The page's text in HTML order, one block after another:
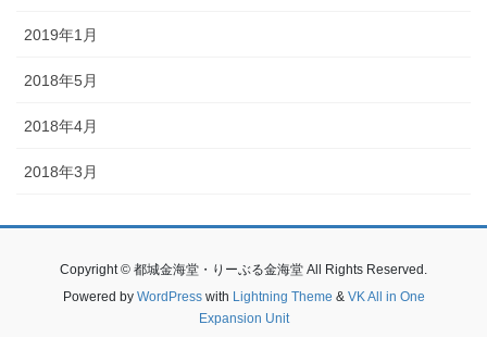
2019年1月
2018年5月
2018年4月
2018年3月
Copyright © 都城金海堂・りーぶる金海堂 All Rights Reserved.
Powered by WordPresswith Lightning Theme & VK All in One
Expansion Unit